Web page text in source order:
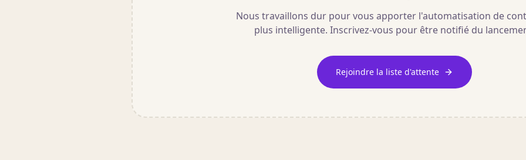
Nous travaillons dur pour vous apporter l'automatisation de
plus intelligente. Inscrivez-vous pour être notifié du
Rejoindre la liste d'attente